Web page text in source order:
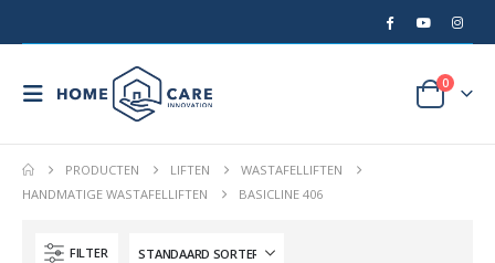
0
PRODUCTEN LIFTEN
WASTAFELLIFTEN
HANDMATIGE WASTAFELLIFTEN
BASICLINE 406
FILTER